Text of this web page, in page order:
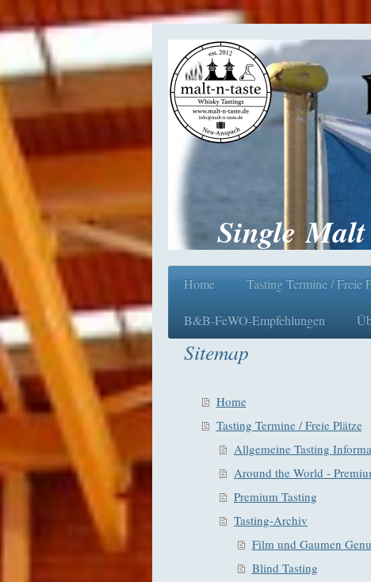
Single
Home Tasting Termine / Freie
B&B-FeWO-Empfehlungen
Sitemap
Home
Tasting Termine / Freie Plätze
Allgemeine Tasting
Around the World -
Premium Tasting
Tasting-Archiv
Film und Gaumen
Blind Tasting